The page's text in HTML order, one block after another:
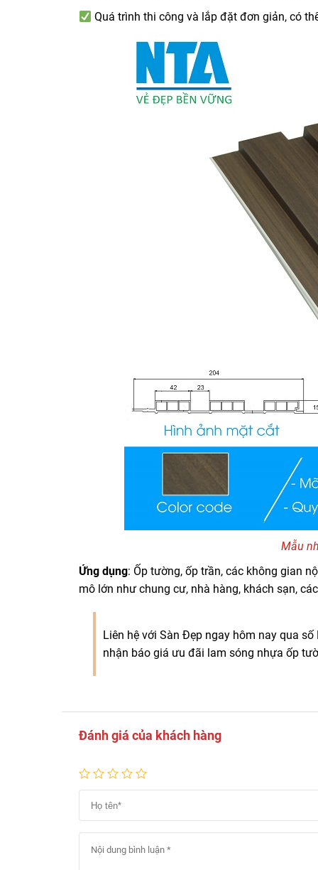
Quá trình thi công và lắp đặt đơn giản, có
Mẫu
Ứng dụng: Ốp tường, ốp trần, các không gian
mô lớn như chung cư, nhà hàng, khách sạn,
Liên hệ với Sàn Đẹp ngay hôm nay qua số
nhận báo giá ưu đãi lam sóng nhựa ốp
Đánh giá của khách hàng